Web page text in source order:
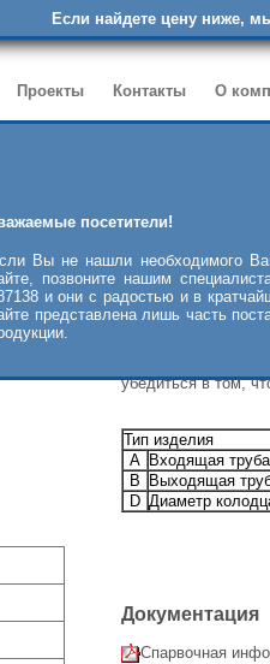
посетители!
Вы не нашли необходимого
позвоните нашим
и они с радостью и в
представлена лишь часть
Если найдете цену ниже,
Проекты Контакты О
Колодцы для
убедиться в том,
Тип изделия
A Входящая труба
B
Выходящая
D Диаметр
Документация
Спарвочная